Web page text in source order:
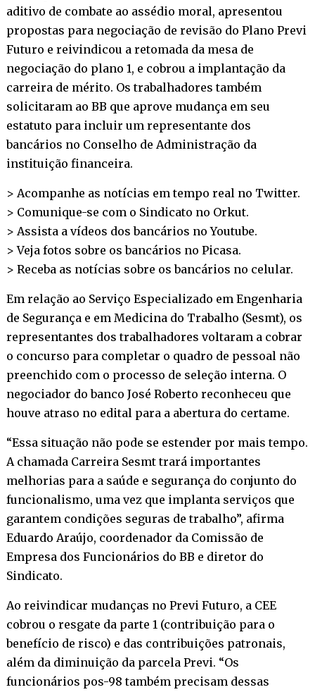
aditivo de combate ao assédio moral, apresentou
propostas para negociação de revisão do Plano Previ
Futuro e reivindicou a retomada da mesa de
negociação do plano 1, e cobrou a implantação da
carreira de mérito. Os trabalhadores também
solicitaram ao BB que aprove mudança em seu
estatuto para incluir um representante dos
bancários no Conselho de Administração da
instituição financeira.
> Acompanhe as notícias em tempo real no Twitter.
> Comunique-se com o Sindicato no Orkut.
> Assista a vídeos dos bancários noYoutube.
> Veja fotos sobre os bancários no Picasa.
> Receba as notícias sobre os bancários no celular.
Em relação ao Serviço Especializado em Engenharia
de Segurança e em Medicina do Trabalho (Sesmt), os
representantes dos trabalhadores voltaram a cobrar
o concurso para completar o quadro de pessoal não
preenchido com o processo de seleção interna. O
negociador do banco José Roberto reconheceu que
houve atraso no edital para a abertura do certame.
“Essa situação não pode se estender por mais tempo.
A chamada Carreira Sesmt trará importantes
melhorias para a saúde e segurança do conjunto do
funcionalismo, uma vez que implanta serviços que
garantem condições seguras de trabalho”, afirma
Eduardo Araújo, coordenador da Comissão de
Empresa dos Funcionários do BB e diretor do
Sindicato.
Ao reivindicar mudanças no Previ Futuro, a CEE
cobrou o resgate da parte 1 (contribuição para o
benefício de risco) e das contribuições patronais,
além da diminuição da parcela Previ. “Os
funcionários pos-98 também precisam dessas